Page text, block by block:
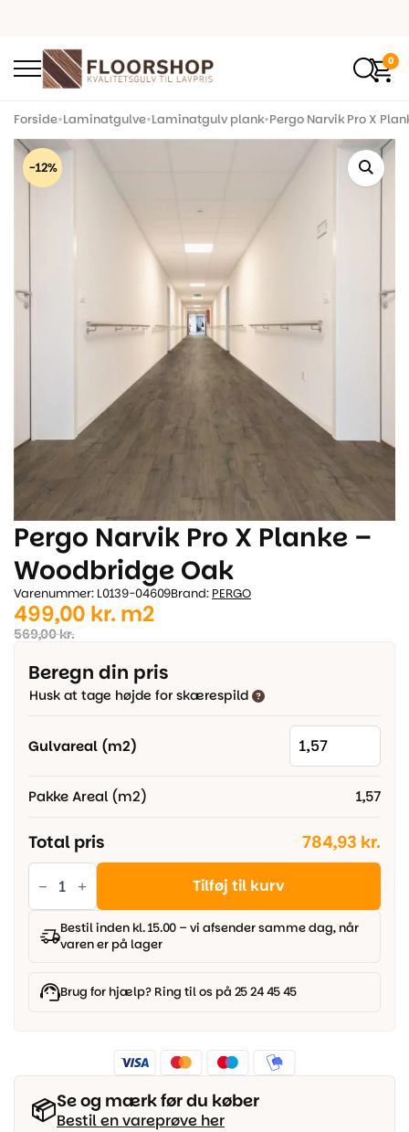
0
Forside•Laminatgulve•Laminatgulv plank•Pergo Narvik Pro X
-12%
Pergo Narvik Pro X Planke –
Woodbridge Oak
Varenummer: L0139-04609Brand: PERGO
569,00kr.
Den
oprindelige
pris
var:
499,00 kr.
Den
aktuelle
pris
er:
m2
Beregn din pris
Husk at tage højde for skærespild
Gulvareal (m2)
Pakke Areal (m2) 1,57
Total pris 784,93 kr.
Pergo
Narvik
X
Planke
Woodbridge
Tilføj til kurv
Bestil inden kl. 15.00 – vi afsender samme dag, når
varen er på lager
Brug for hjælp? Ring til os på 25 24 45 45
📦Se og mærk før du køber
Bestil en vareprøve her